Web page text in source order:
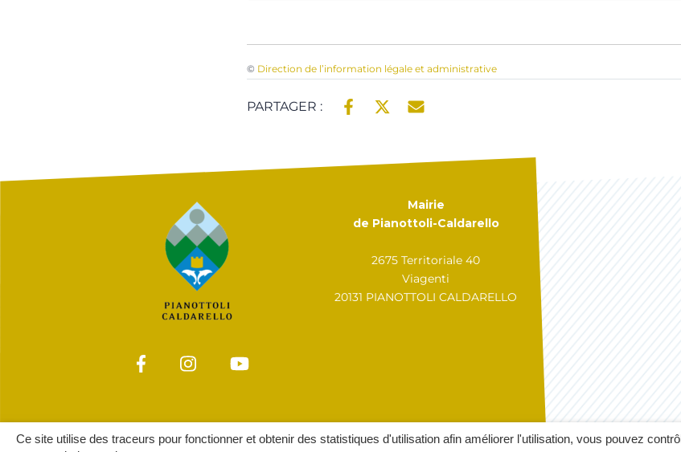
Ce site utilise des traceurs pour fonctionner et obtenir des statistiques d'utilisation afin améliorer l'utilisation, vous pouvez
© Direction de l’information légale et administrative
PARTAGER :
Mairie
de Pianottoli-Caldarello
2675 Territoriale 40
Viagenti
20131 PIANOTTOLI CALDARELLO
MENTIONS